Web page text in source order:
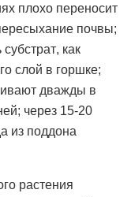
плохо переносит
почвы;
как
слой в горшке;
дважды в
через 15-20
из поддона
растения